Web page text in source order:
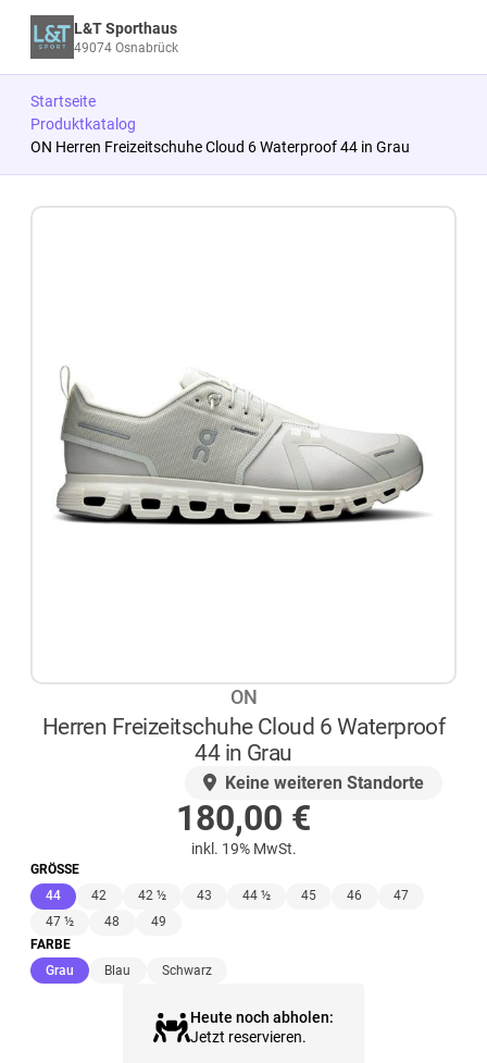
L&T Sporthaus
49074 Osnabrück
Startseite
Produktkatalog
ON Herren Freizeitschuhe Cloud 6 Waterproof 44 in Grau
ON
Herren Freizeitschuhe Cloud 6 Waterproof
44 in Grau
Keine weiteren Standorte
180,00 €
inkl. 19% MwSt.
GRÖSSE
44(ausgewählt)
42 42 ½ 43 44 ½ 45 46
47
47 ½
48
49
FARBE
Grau (ausgewählt)
Blau Schwarz
Heute noch abholen:
Jetzt reservieren.